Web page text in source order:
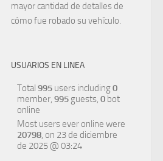
mayor cantidad de detalles de
cómo fue robado su vehículo.
USUARIOS EN LINEA
Total 995 users including0
member, 995 guests, 0 bot
online
Most users ever online were
20798, on 23 de diciembre
de 2025 @ 03:24